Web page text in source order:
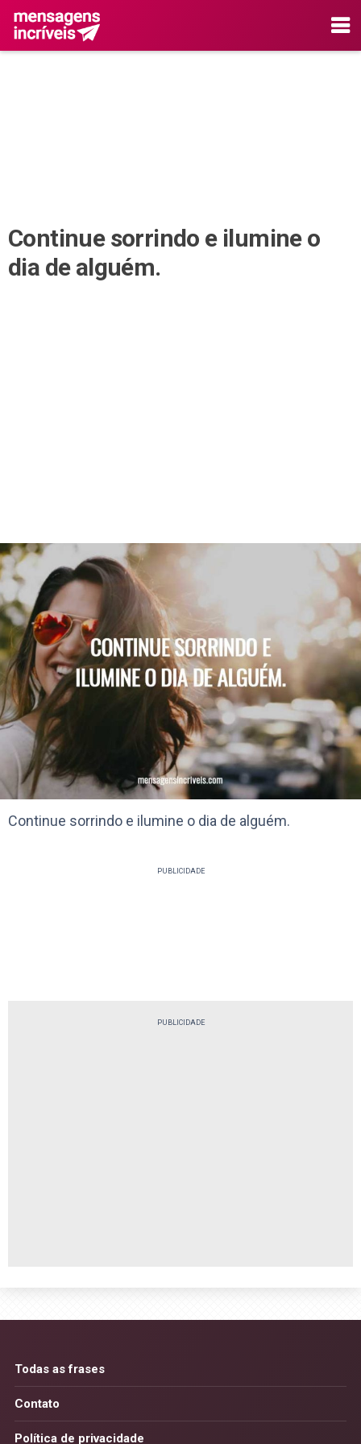
Continue sorrindo e ilumine o
dia de alguém.
Continue sorrindo e ilumine o dia de alguém.
PUBLICIDADE
PUBLICIDADE
Todas as frases
Contato
Política de privacidade